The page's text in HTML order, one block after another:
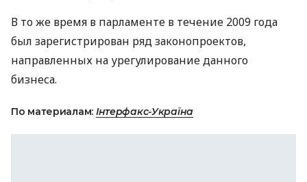
В то же время в парламенте в течение 2009 года
был зарегистрирован ряд законопроектов,
направленных на урегулирование данного
бизнеса.
По материалам: Інтерфакс-Україна